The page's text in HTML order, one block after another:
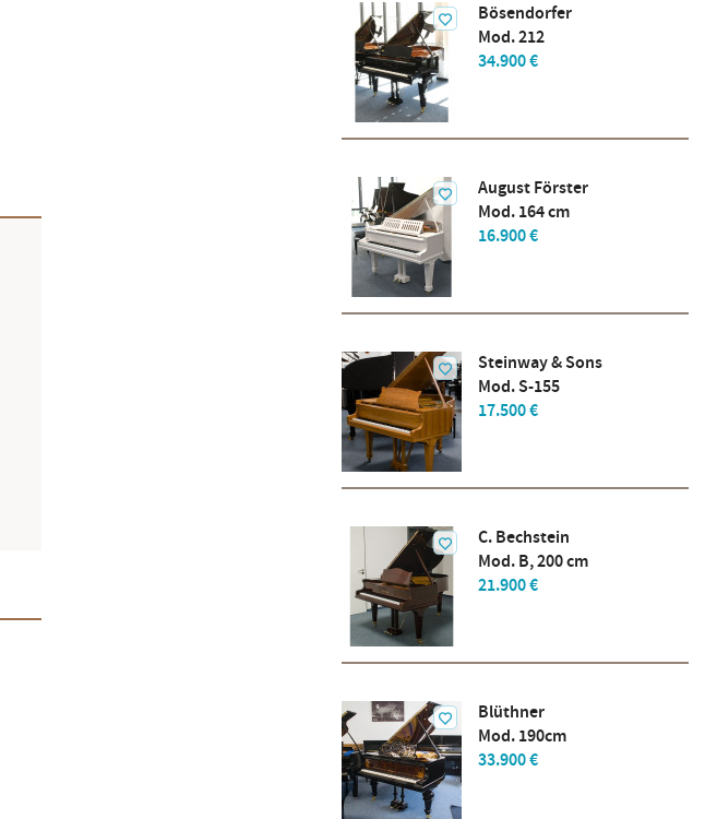
Bösendorfer
Mod. 212
34.900 €
August Förster
Mod. 164 cm
16.900 €
Steinway & Sons
Mod. S-155
17.500 €
C. Bechstein
Mod. B, 200 cm
21.900 €
Blüthner
Mod. 190cm
33.900 €